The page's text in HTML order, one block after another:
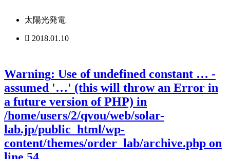
太陽光発電
2018.01.10
Warning: Use of undefined constant … -
assumed '…' (this will throw an Error in
a future version of PHP) in
/home/users/2/qvou/web/solar-
lab.jp/public_html/wp-
content/themes/order_lab/archive.php on